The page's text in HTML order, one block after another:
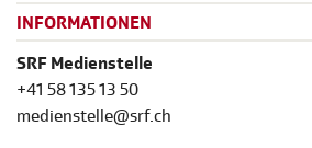
INFORMATIONEN
SRF Medienstelle
+41 58 135 13 50
medienstelle@srf.ch